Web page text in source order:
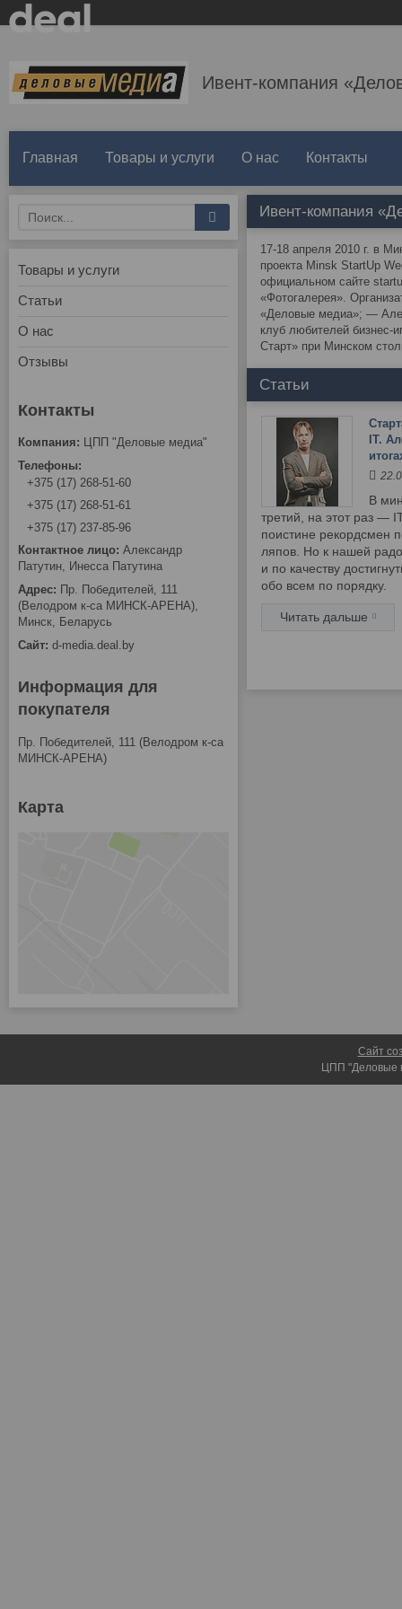
Ивент-компания
Главная Товары и услуги О нас Контакты
Ивент-компания
17-18 апреля 2010 г. в
проекта Minsk StartUp
официальном сайте
«Фотогалерея».
«Деловые медиа»; —
клуб любителей
Старт» при Минском
Статьи
IT.
В
третий, на этот раз —
поистине рекордсмен
ляпов. Но к нашей
и по качеству
обо всем по порядку.
Товары и услуги
Статьи
О нас
Отзывы
ЦПП "Деловые медиа"
+375 (17) 268-51-60
+375 (17) 268-51-61
+375 (17) 237-85-96
Александр
Патутин, Инесса Патутина
Пр. Победителей, 111
(Велодром к-са МИНСК-АРЕНА),
Минск, Беларусь
d-media.deal.by
Информация для
покупателя
Пр. Победителей, 111 (Велодром к-са
МИНСК-АРЕНА)
Карта
Сайт
ЦПП "Деловые